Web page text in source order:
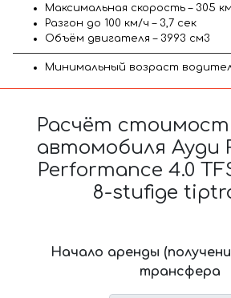
Максимальная скорость – 305
Разгон до 100 км/ч – 3,7 сек
Объём двигателя – 3993 см3
Минимальный возраст
Расчёт
автомобиля Ауди
Performance 4.0
8-stufige
Начало аренды
трансфера